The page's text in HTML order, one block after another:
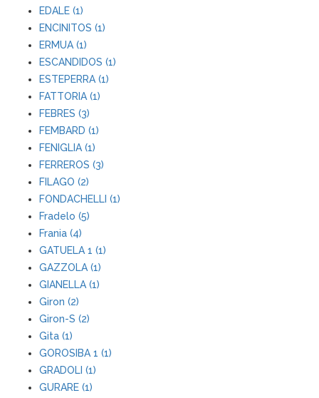
EDALE (1)
ENCINITOS (1)
ERMUA (1)
ESCANDIDOS (1)
ESTEPERRA (1)
FATTORIA (1)
FEBRES (3)
FEMBARD (1)
FENIGLIA (1)
FERREROS (3)
FILAGO (2)
FONDACHELLI (1)
Fradelo (5)
Frania (4)
GATUELA 1 (1)
GAZZOLA (1)
GIANELLA (1)
Giron (2)
Giron-S (2)
Gita (1)
GOROSIBA 1 (1)
GRADOLI (1)
GURARE (1)